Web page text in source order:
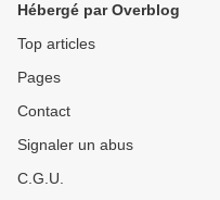
Hébergé par Overblog
Top articles
Pages
Contact
Signaler un abus
C.G.U.